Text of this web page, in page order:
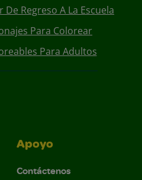
Regreso A La Escuela
Para Colorear
Para Adultos
Apoyo
Contáctenos